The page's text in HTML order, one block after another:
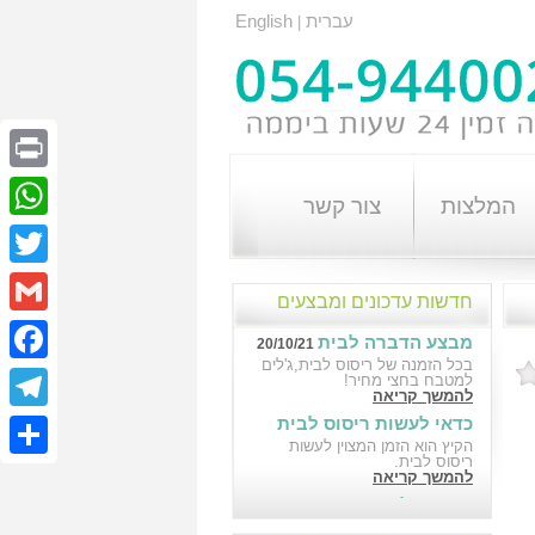
עברית English
המלצות צור קשר
חדשות עדכונים ומבצעים
מבצע הדברה לבית
בכל הזמנה של ריסוס לבית,ג'לים
למטבח בחצי מחיר!
להמשך קריאה
כדאי לעשות ריסוס לבית
18/10/21
הקיץ הוא הזמן המצוין לעשות
ריסוס לבית.
להמשך קריאה
הדברה לבניין במבצע
Print
Twitter
Gmail